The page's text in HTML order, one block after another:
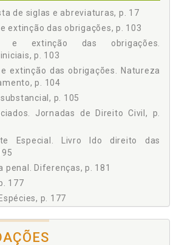
de Cumprimento, p. 50
p. 50
p. 52
Consideradas, p. 54
Propter Rem e Obrigações com Eficácia
p. 55
p. 55
deterioração do objeto, p. 56
domino, p. 57
e frutos da coisa, p. 58
Coisa Incerta, p. 59
de Coerção nas Obrigações de Dar -
p. 65
de siglas e abreviaturas, p. 17
extinção das obrigações, p. 103
e extinção das obrigações.
p. 103
extinção das obrigações. Natureza
p. 104
p. 105
Jornadas de Direito Civil, p.
Especial. Livro Ido direito das
penal. Diferenças, p. 181
177
p. 177
p. 100